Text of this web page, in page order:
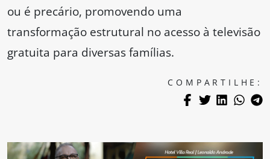
ou é precário, promovendo uma
transformação estrutural no acesso à televisão
gratuita para diversas famílias.
COMPARTILHE: